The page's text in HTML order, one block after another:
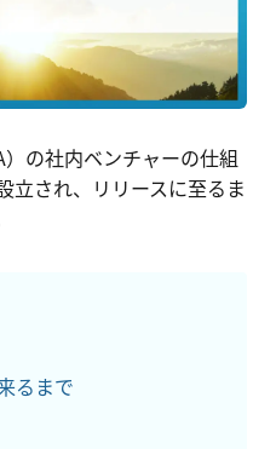
資料請求
の社内ベンチャーの仕組
立され、リリースに至るま
るまで